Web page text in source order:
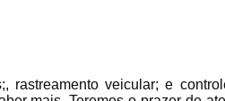
Gestão de
rastreamento veicular; e